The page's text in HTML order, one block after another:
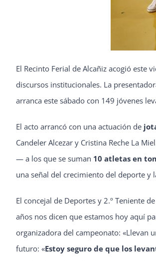
El Recinto Ferial de Alcañiz acogió este
discursos institucionales. La
arranca este sábado con 149 jóvenes
El acto arrancó con una actuación de
Candeler Alcezar y Cristina Reche La
— a los que se suman 10 atletas en
una señal del crecimiento del deporte y
El concejal de Deportes y 2.º Teniente
años nos dicen que estamos hoy aquí
organizadora del campeonato: «Llevan
futuro: «Estoy seguro de que los